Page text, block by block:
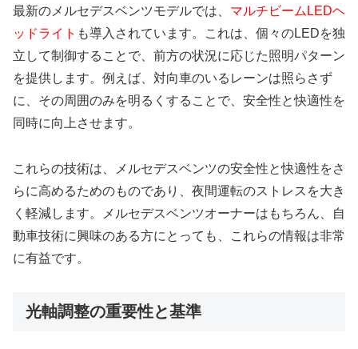
最新のメルセデスベンツモデルでは、 マルチビームLEDヘ
ッドライト も導入されています。これは、個々のLEDを独
立して制御することで、前方の状況に応じた照明パターン
を提供します。例えば、対向車のいるレーンは照らさず
に、その周囲のみを明るくすることで、安全性と快適性を
同時に向上させます。
これらの技術は、メルセデスベンツの安全性と快適性をさ
らに高めるためのものであり、夜間運転のストレスを大き
く軽減します。メルセデスベンツオーナーはもちろん、自
動車技術に興味のある方にとっても、これらの情報は非常
に有益です。
光軸調整の重要性と基準